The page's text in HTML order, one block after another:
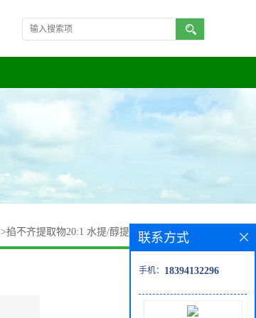
>掐不齐提取物20:1 水提/醇提 掐不齐生粉 包邮
联系方式
手机： 18394132296